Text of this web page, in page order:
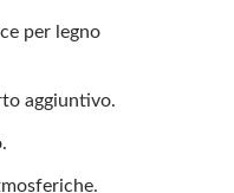
per legno
aggiuntivo.